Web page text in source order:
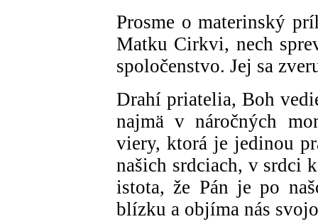
Prosme o materinský
Matku Cirkvi, nech
spoločenstvo. Jej sa
Drahí priatelia, Boh
najmä v náročných
viery, ktorá je jedinou
našich srdciach, v srdci
istota, že Pán je po
blízku a objíma nás